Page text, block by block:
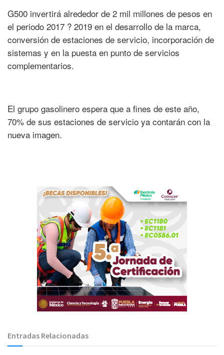
G500 invertirá alrededor de 2 mil millones de pesos en
el periodo 2017 ? 2019 en el desarrollo de la marca,
conversión de estaciones de servicio, incorporación de
sistemas y en la puesta en punto de servicios
complementarios.
El grupo gasolinero espera que a fines de este año,
70% de sus estaciones de servicio ya contarán con la
nueva imagen.
Entradas Relacionadas